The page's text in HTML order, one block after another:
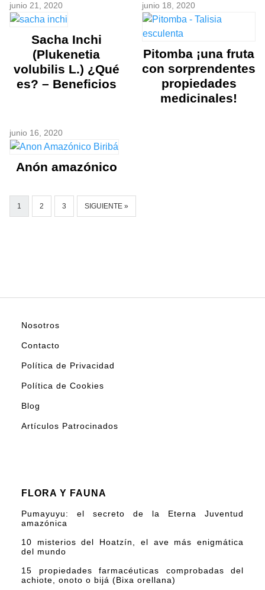
junio 21, 2020
Sacha Inchi
(Plukenetia
volubilis L.) ¿Qué
es? – Beneficios
junio 18, 2020
Pitomba ¡una fruta
con sorprendentes
propiedades
medicinales!
junio 16, 2020
Anón amazónico
1 2 3 SIGUIENTE »
Nosotros
Contacto
Política de Privacidad
Política de Cookies
Blog
Artículos Patrocinados
FLORA Y FAUNA
Pumayuyu: el secreto de la Eterna Juventud
amazónica
10 misterios del Hoatzín, el ave más enigmática
del mundo
15 propiedades farmacéuticas comprobadas del
achiote, onoto o bijá (Bixa orellana)